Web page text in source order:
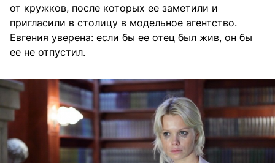
от кружков, после которых ее заметили и
пригласили в столицу в модельное агентство.
Евгения уверена: если бы ее отец был жив, он бы
ее не отпустил.